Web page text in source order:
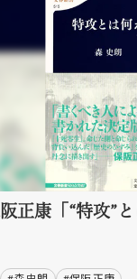
正康「“特攻”と